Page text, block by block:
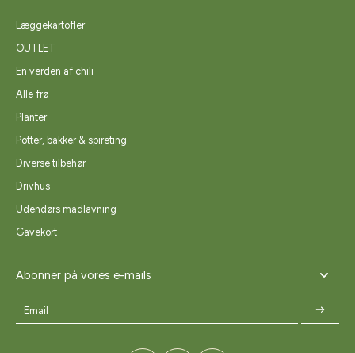
Læggekartofler
OUTLET
En verden af chili
Alle frø
Planter
Potter, bakker & spireting
Diverse tilbehør
Drivhus
Udendørs madlavning
Gavekort
Abonner på vores e-mails
Email